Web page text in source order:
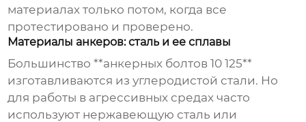
материалах только потом, когда все
протестировано и проверено.
Материалы анкеров: сталь и ее сплавы
Большинство **анкерных болтов 10 125**
изготавливаются из углеродистой стали. Но
для работы в агрессивных средах часто
используют нержавеющую сталь или